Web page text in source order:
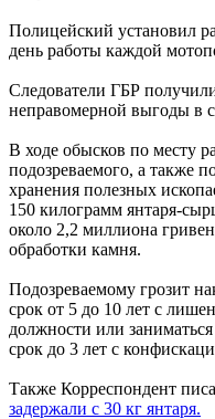
Полицейский установил
день работы каждой
Следователи ГБР
неправомерной выгоды в
В ходе обысков по месту
подозреваемого, а также
хранения полезных
150 килограмм янтаря-
около 2,2 миллиона
обработки камня.
Подозреваемому грозит
срок от 5 до 10 лет с
должности или
срок до 3 лет с
Также Корреспондент
задержали с 30 кг янтаря.